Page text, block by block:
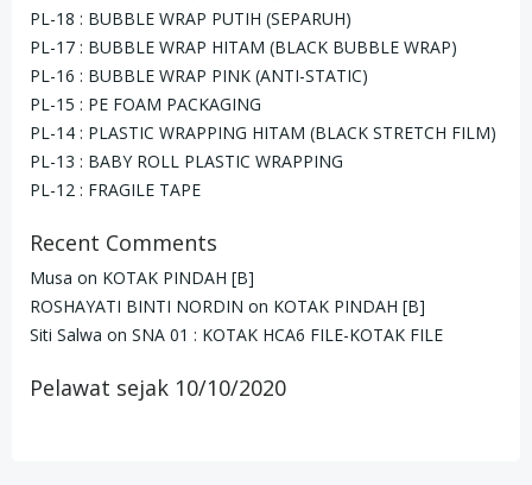
PL-18 : BUBBLE WRAP PUTIH (SEPARUH)
PL-17 : BUBBLE WRAP HITAM (BLACK BUBBLE WRAP)
PL-16 : BUBBLE WRAP PINK (ANTI-STATIC)
PL-15 : PE FOAM PACKAGING
PL-14 : PLASTIC WRAPPING HITAM (BLACK STRETCH FILM)
PL-13 : BABY ROLL PLASTIC WRAPPING
PL-12 : FRAGILE TAPE
Recent Comments
Musa on KOTAK PINDAH [B]
ROSHAYATI BINTI NORDIN on KOTAK PINDAH [B]
Siti Salwa on SNA 01 : KOTAK HCA6 FILE-KOTAK FILE
Pelawat sejak 10/10/2020